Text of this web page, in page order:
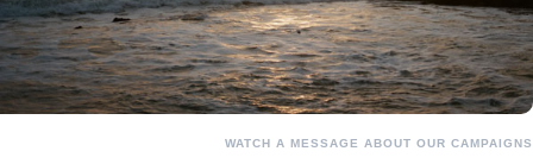
WATCH A MESSAGE ABOUT OUR CAMPAIGNS